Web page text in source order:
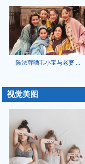
陈法蓉晒韦小宝与老婆 ...
视觉美图